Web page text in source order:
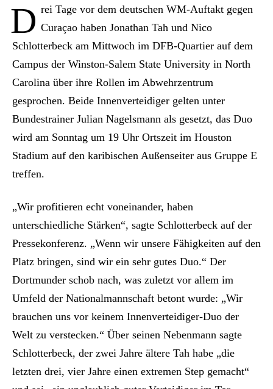
D rei Tage vor dem deutschen WM-Auftakt gegen
Curaçao haben Jonathan Tah und Nico
Schlotterbeck am Mittwoch im DFB-Quartier auf dem
Campus der Winston-Salem State University in North
Carolina über ihre Rollen im Abwehrzentrum
gesprochen. Beide Innenverteidiger gelten unter
Bundestrainer Julian Nagelsmann als gesetzt, das Duo
wird am Sonntag um 19 Uhr Ortszeit im Houston
Stadium auf den karibischen Außenseiter aus Gruppe E
treffen.
„Wir profitieren echt voneinander, haben
unterschiedliche Stärken“, sagte Schlotterbeck auf der
Pressekonferenz. „Wenn wir unsere Fähigkeiten auf den
Platz bringen, sind wir ein sehr gutes Duo.“ Der
Dortmunder schob nach, was zuletzt vor allem im
Umfeld der Nationalmannschaft betont wurde: „Wir
brauchen uns vor keinem Innenverteidiger-Duo der
Welt zu verstecken.“ Über seinen Nebenmann sagte
Schlotterbeck, der zwei Jahre ältere Tah habe „die
letzten drei, vier Jahre einen extremen Step gemacht“